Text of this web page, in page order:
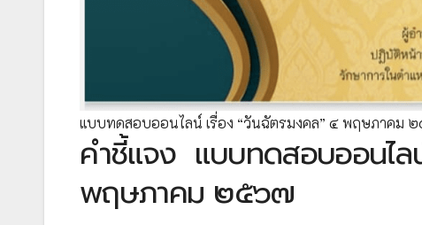
แบบทดสอบออนไลน์ เรื่อง “วันฉัตรมงคล” ๔ พฤษภาคม
คำชี้แจง แบบทดสอบออนไล
พฤษภาคม ๒๕๖๗